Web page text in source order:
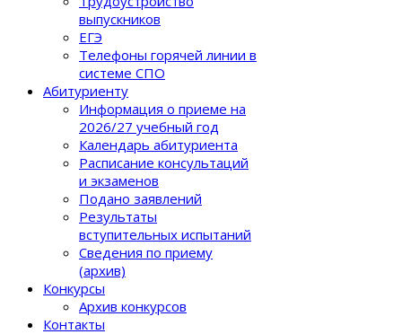
выпускников
ЕГЭ
Телефоны горячей линии в
системе СПО
Абитуриенту
Информация о приеме на
2026/27 учебный год
Календарь абитуриента
Расписание консультаций
и экзаменов
Подано заявлений
Результаты
вступительных испытаний
Сведения по приему
(архив)
Конкурсы
Архив конкурсов
Контакты